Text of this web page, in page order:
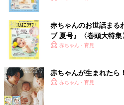
赤ちゃんのお世話まる
ブ 夏号』〈巻頭大特
く！ おっぱい・ミルク
赤ちゃん・育児
赤ちゃんが生まれたら
赤ちゃん・育児